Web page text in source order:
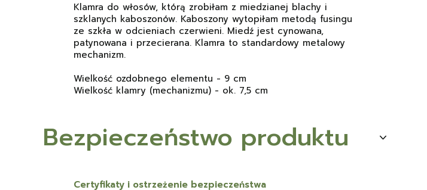
Klamra do włosów, którą zrobiłam z miedzianej blachy i
szklanych kaboszonów. Kaboszony wytopiłam metodą fusingu
ze szkła w odcieniach czerwieni. Miedź jest cynowana,
patynowana i przecierana. Klamra to standardowy metalowy
mechanizm.
Wielkość ozdobnego elementu - 9 cm
Wielkość klamry (mechanizmu) - ok. 7,5 cm
Bezpieczeństwo produktu
Certyfikaty i ostrzeżenie bezpieczeństwa